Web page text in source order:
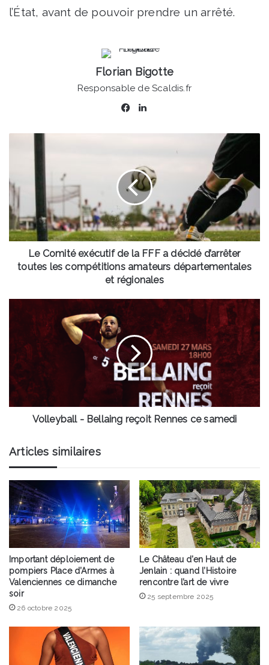
l’État, avant de pouvoir prendre un arrêté.
Florian Bigotte
Responsable de Scaldis.fr
Facebook
Comité
exécutif
de
la
FFF
a
décidé
d’arrêter
toutes
les
départementales
régionales
Le Comité exécutif de la FFF a décidé d’arrêter
toutes les compétitions amateurs départementales
et régionales
-
Bellaing
reçoit
Rennes
ce
samedi
Volleyball - Bellaing reçoit Rennes ce samedi
Articles similaires
Important déploiement de
pompiers Place d’Armes à
Valenciennes ce dimanche
soir
26 octobre 2025
Le Château d’en Haut de
Jenlain : quand l’Histoire
rencontre l’art de vivre
25 septembre 2025